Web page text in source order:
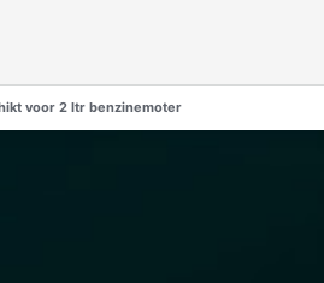
voor 2 ltr benzinemoter